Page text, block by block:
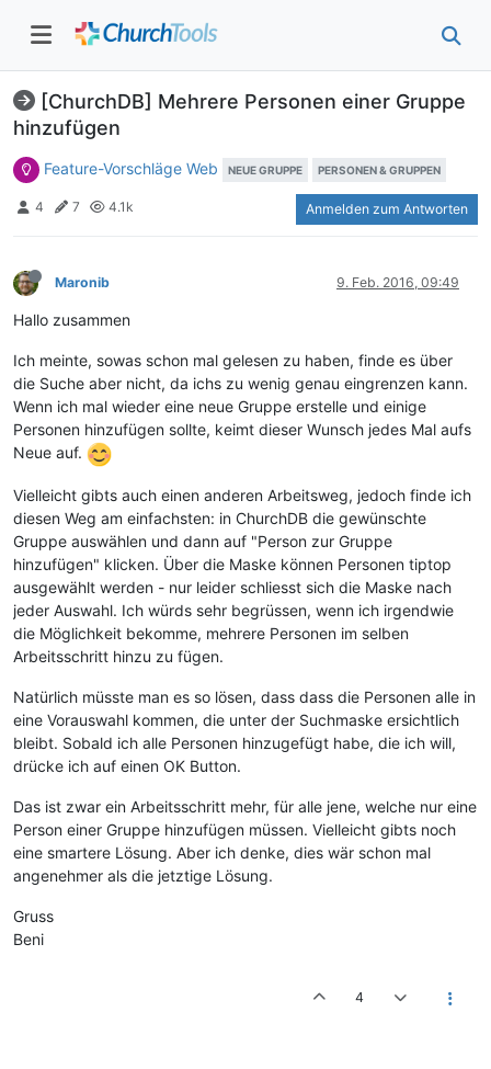
[ChurchDB] Mehrere Personen einer Gruppe
hinzufügen
Feature-Vorschläge Web NEUE GRUPPE PERSONEN & GRUPPEN
4 7 4.1k Anmelden zum Antworten
Maronib 9. Feb. 2016, 09:49
Hallo zusammen
Ich meinte, sowas schon mal gelesen zu haben, finde es über
die Suche aber nicht, da ichs zu wenig genau eingrenzen kann.
Wenn ich mal wieder eine neue Gruppe erstelle und einige
Personen hinzufügen sollte, keimt dieser Wunsch jedes Mal aufs
Neue auf.
Vielleicht gibts auch einen anderen Arbeitsweg, jedoch finde ich
diesen Weg am einfachsten: in ChurchDB die gewünschte
Gruppe auswählen und dann auf "Person zur Gruppe
hinzufügen" klicken. Über die Maske können Personen tiptop
ausgewählt werden - nur leider schliesst sich die Maske nach
jeder Auswahl. Ich würds sehr begrüssen, wenn ich irgendwie
die Möglichkeit bekomme, mehrere Personen im selben
Arbeitsschritt hinzu zu fügen.
Natürlich müsste man es so lösen, dass dass die Personen alle in
eine Vorauswahl kommen, die unter der Suchmaske ersichtlich
bleibt. Sobald ich alle Personen hinzugefügt habe, die ich will,
drücke ich auf einen OK Button.
Das ist zwar ein Arbeitsschritt mehr, für alle jene, welche nur eine
Person einer Gruppe hinzufügen müssen. Vielleicht gibts noch
eine smartere Lösung. Aber ich denke, dies wär schon mal
angenehmer als die jetztige Lösung.
Gruss
Beni
4